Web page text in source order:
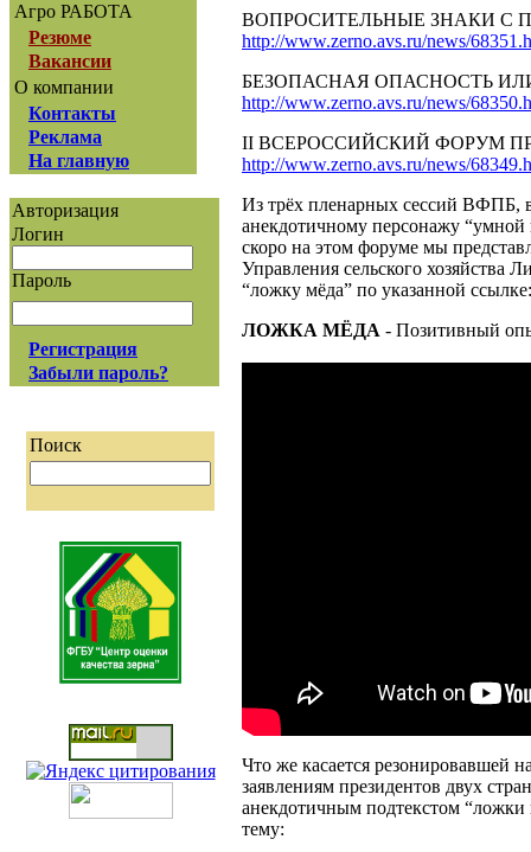
Агро РАБОТА
Резюме
Вакансии
О компании
Контакты
Реклама
На главную
Авторизация
Логин
Пароль
Регистрация
Забыли пароль?
Поиск
ВОПРОСИТЕЛЬНЫЕ ЗНАКИ С
http://www.zerno.avs.ru/news/
БЕЗОПАСНАЯ ОПАСНОСТЬ
http://www.zerno.avs.ru/news/
II ВСЕРОССИЙСКИЙ ФОРУМ
http://www.zerno.avs.ru/news/
Из трёх пленарных сессий ВФПБ, в
анекдотичному персонажу “умной
скоро на этом форуме мы
Управления сельского
“ложку мёда” по указанной ссылке:
ЛОЖКА МЁДА - Позитивный
Что же касается резонировавшей
заявлениям президентов двух
анекдотичным подтекстом “ложки
тему: